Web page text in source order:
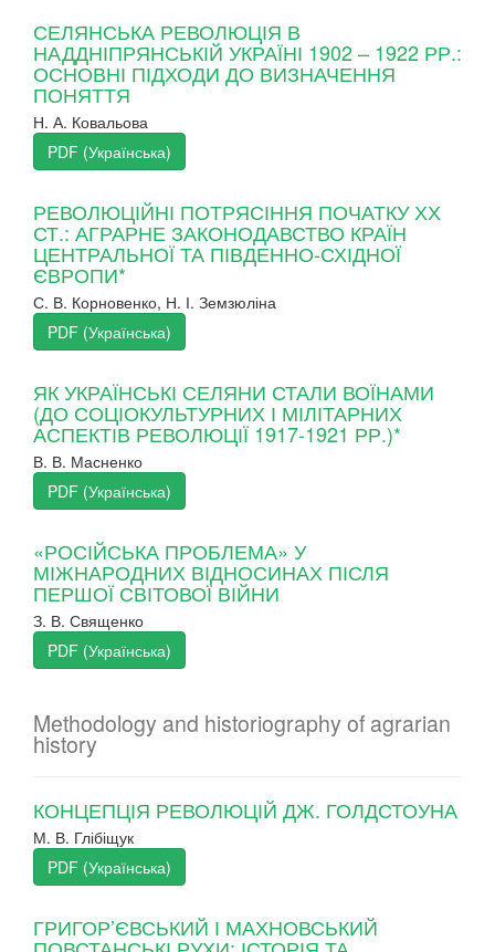
СЕЛЯНСЬКА РЕВОЛЮЦІЯ В
НАДДНІПРЯНСЬКІЙ УКРАЇНІ 1902 – 1922 РР.:
ОСНОВНІ ПІДХОДИ ДО ВИЗНАЧЕННЯ
ПОНЯТТЯ
Н. А. Ковальова
PDF (Українська)
РЕВОЛЮЦІЙНІ ПОТРЯСІННЯ ПОЧАТКУ ХХ
СТ.: АГРАРНЕ ЗАКОНОДАВСТВО КРАЇН
ЦЕНТРАЛЬНОЇ ТА ПІВДЕННО-СХІДНОЇ
ЄВРОПИ*
С. В. Корновенко, Н. І. Земзюліна
PDF (Українська)
ЯК УКРАЇНСЬКІ СЕЛЯНИ СТАЛИ ВОЇНАМИ
(ДО СОЦІОКУЛЬТУРНИХ І МІЛІТАРНИХ
АСПЕКТІВ РЕВОЛЮЦІЇ 1917-1921 РР.)*
В. В. Масненко
PDF (Українська)
«РОСІЙСЬКА ПРОБЛЕМА» У
МІЖНАРОДНИХ ВІДНОСИНАХ ПІСЛЯ
ПЕРШОЇ СВІТОВОЇ ВІЙНИ
З. В. Священко
PDF (Українська)
Methodology and historiography of agrarian
history
КОНЦЕПЦІЯ РЕВОЛЮЦІЙ ДЖ. ГОЛДСТОУНА
М. В. Глібіщук
PDF (Українська)
ГРИГОР’ЄВСЬКИЙ І МАХНОВСЬКИЙ